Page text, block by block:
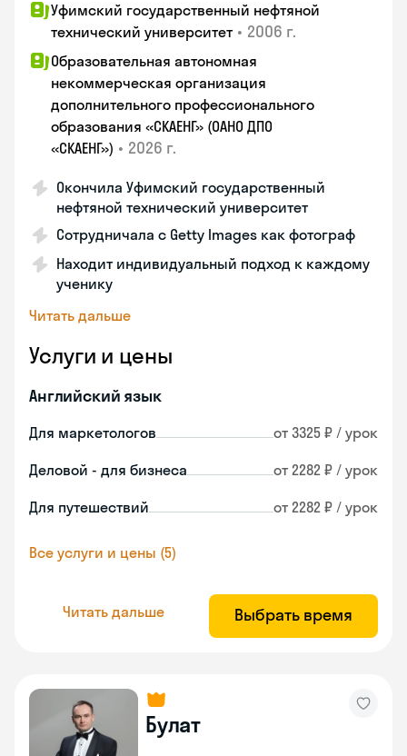
Уфимский государственный нефтяной
технический университет • 2006 г.
Образовательная автономная
некоммерческая организация
дополнительного профессионального
образования «СКАЕНГ» (ОАНО ДПО
«СКАЕНГ») • 2026 г.
Окончила Уфимский государственный
нефтяной технический университет
Сотрудничала с Getty Images как фотограф
Находит индивидуальный подход к каждому
ученику
Читать дальше
Услуги и цены
Английский язык
Для маркетологов от 3325 ₽ / урок
Деловой - для бизнеса от 2282 ₽ / урок
Для путешествий от 2282 ₽ / урок
Все услуги и цены (5)
Читать дальше Выбрать время
Булат